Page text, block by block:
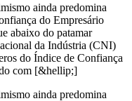
ainda predomina
do Empresário
abaixo do patamar
da Indústria (CNI)
do Índice de Confiança
com [&hellip;]
ainda predomina